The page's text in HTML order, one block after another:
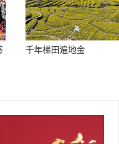
千年梯田遍地金